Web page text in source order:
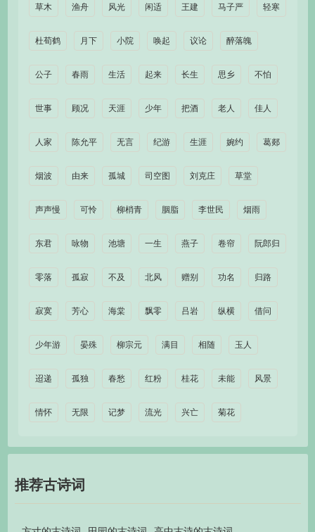
草木 渔舟 风光 闲适 王建 马子严 轻寒
杜荀鹤 月下 小院 唤起 议论 醉落魄
公子 春雨 生活 起来 长生 思乡 不怕
世事 顾况 天涯 少年 把酒 老人 佳人
人家 陈允平 无言 纪游 生涯 婉约 葛郯
烟波 由来 孤城 司空图 刘克庄 草堂
声声慢 可怜 柳梢青 胭脂 李世民 烟雨
东君 咏物 池塘 一生 燕子 卷帘 阮郎归
零落 孤寂 不及 北风 赠别 功名 归路
寂寞 芳心 海棠 飘零 吕岩 纵横 借问
少年游 晏殊 柳宗元 满目 相随 玉人
迢递 孤独 春愁 红粉 桂花 未能 风景
情怀 无限 记梦 流光 兴亡 菊花
推荐古诗词